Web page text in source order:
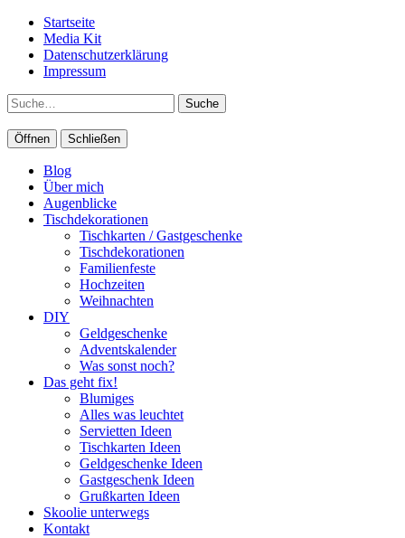
Startseite
Media Kit
Datenschutzerklärung
Impressum
Suche
Öffnen Schließen
Blog
Über mich
Augenblicke
Tischdekorationen
Tischkarten / Gastgeschenke
Tischdekorationen
Familienfeste
Hochzeiten
Weihnachten
DIY
Geldgeschenke
Adventskalender
Was sonst noch?
Das geht fix!
Blumiges
Alles was leuchtet
Servietten Ideen
Tischkarten Ideen
Geldgeschenke Ideen
Gastgeschenk Ideen
Grußkarten Ideen
Skoolie unterwegs
Kontakt